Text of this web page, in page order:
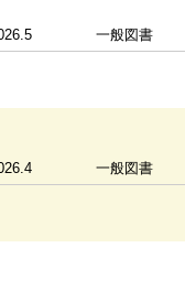
一般図書
一般図書